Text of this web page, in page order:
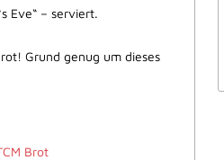
Eve“ – serviert.
Grund genug um dieses
Brot